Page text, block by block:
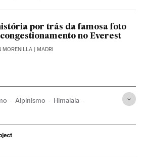
por trás da famosa foto
no Everest
MORENILLA | MADRI
Alpinismo Himalaia